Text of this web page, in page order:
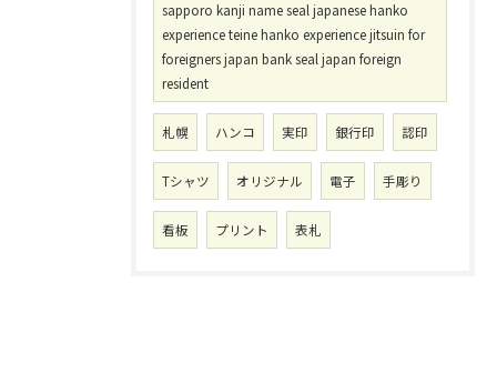
sapporo kanji name seal japanese hanko
experience teine hanko experience jitsuin for
foreigners japan bank seal japan foreign
resident
札幌 ハンコ 実印 銀行印 認印
Tシャツ オリジナル 電子 手彫り
看板 プリント 表札